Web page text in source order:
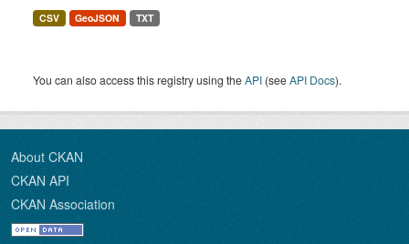
CSV GeoJSON TXT
You can also access this registry using theAPI (seeAPI Docs).
About CKAN
CKAN API
CKAN Association